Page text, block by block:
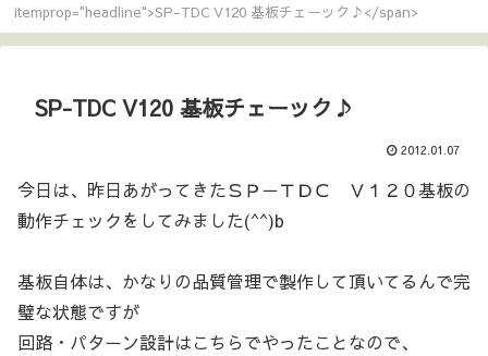
itemprop="headline">SP-TDC V120 基板チェーック♪</span>
SP-TDC V120 基板チェーック♪
2012.01.07
今日は、昨日あがってきたＳＰ－ＴＤＣ Ｖ１２０基板の
動作チェックをしてみました(^^)b
基板自体は、かなりの品質管理で製作して頂いてるんで完
璧な状態ですが
回路・パターン設計はこちらでやったことなので、